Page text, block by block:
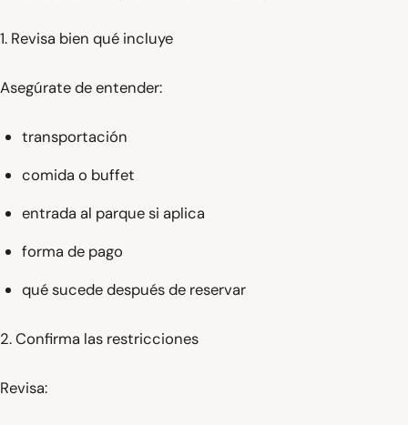
1. Revisa bien qué incluye
Asegúrate de entender:
transportación
comida o buffet
entrada al parque si aplica
forma de pago
qué sucede después de reservar
2. Confirma las restricciones
Revisa: